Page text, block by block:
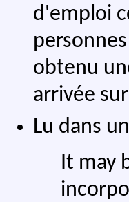
d'emploi
obtenu
arrivée
Lu dans
It may